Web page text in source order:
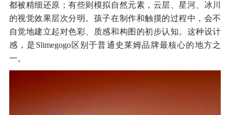
都被精细还原；有些则模拟自然元素，云层、星河、冰川
的视觉效果层次分明。孩子在制作和触摸的过程中，会不
自觉地建立起对色彩、质感和构图的初步认知。这种设计
感，是Slimegogo区别于普通史莱姆品牌最核心的地方之
一。